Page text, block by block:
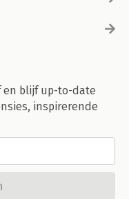
en blijf up-to-date
inspirerende